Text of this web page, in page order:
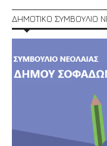
ΔΗΜΟΤΙΚΟ ΣΥΜΒΟΥΛΙΟ